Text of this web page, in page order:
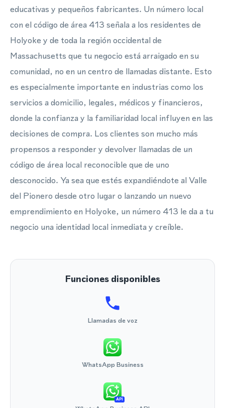
educativas y pequeños fabricantes. Un número local
con el código de área 413 señala a los residentes de
Holyoke y de toda la región occidental de
Massachusetts que tu negocio está arraigado en su
comunidad, no en un centro de llamadas distante. Esto
es especialmente importante en industrias como los
servicios a domicilio, legales, médicos y financieros,
donde la confianza y la familiaridad local influyen en las
decisiones de compra. Los clientes son mucho más
propensos a responder y devolver llamadas de un
código de área local reconocible que de uno
desconocido. Ya sea que estés expandiéndote al Valle
del Pionero desde otro lugar o lanzando un nuevo
emprendimiento en Holyoke, un número 413 le da a tu
negocio una identidad local inmediata y creíble.
Funciones disponibles
Llamadas de voz
WhatsApp Business
API